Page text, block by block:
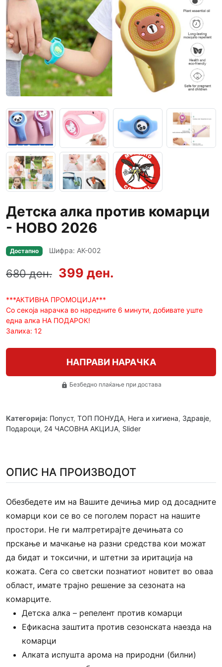
Детска алка против комарци
- НОВО 2026
Достапно Шифра: АК-002
680 ден. 399 ден.
***АКТИВНА ПРОМОЦИЈА***
Со секоја нарачка во наредните 6 минути, добивате уште
една алка НА ПОДАРОК!
Залиха: 12
НАПРАВИ НАРАЧКА
lock Безбедно плаќање при достава
Категорија: Попуст, ТОП ПОНУДА, Нега и хигиена, Здравје,
Подароци, 24 ЧАСОВНА АКЦИЈА, Slider
ОПИС НА ПРОИЗВОДОТ
Обезбедете им на Вашите дечиња мир од досадните
комарци кои се во се поголем пораст на нашите
простори. Не ги малтретирајте дечињата со
прскање и мачкање на разни средства кои можат
да бидат и токсични, и штетни за иритација на
кожата. Сега со светски познатиот новитет во оваа
област, имате трајно решение за сезоната на
комарците.
Детска алка – репелент против комарци
Ефикасна заштита против сезонската наезда на
комарци
Aлката испушта арома на природни (билни)